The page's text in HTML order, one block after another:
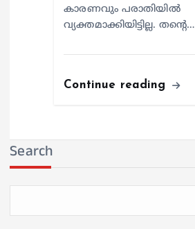
കാരണവും പരാതിയില്‍
വ്യക്തമാക്കിയിട്ടില്ല. തന്റെ…
Continue reading
Search